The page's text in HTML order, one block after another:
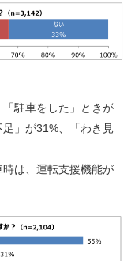
駐車をした」ときが
」が31%、「わき見
は、運転支援機能が